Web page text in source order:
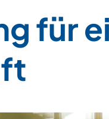
für